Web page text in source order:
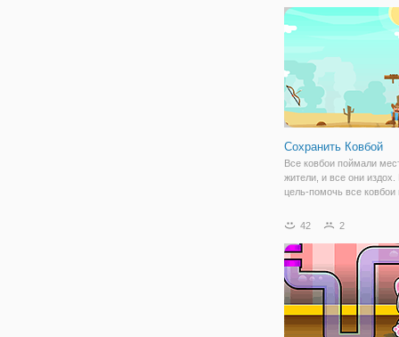
бы раз играл с кубиком,
не
Сохранить Ковбой
Все ковбои поймали
жители, и все они
цель-помочь все ковбои
нить висит над ними,
стрелами. Направляем
будьте
42 2